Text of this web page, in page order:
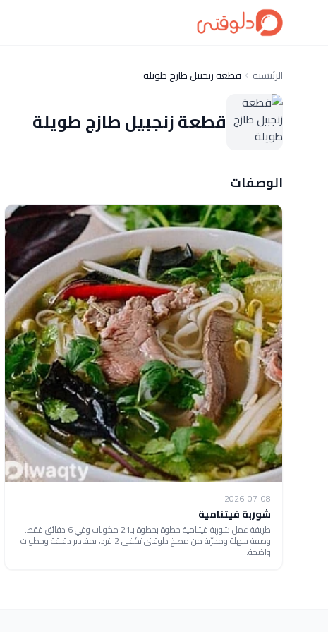
الرئيسية قطعة زنجبيل طازج طويلة
قطعة زنجبيل طازج طويلة
الوصفات
2026-07-08
شوربة فيتنامية
طريقة عمل شوربة فيتنامية خطوة بخطوة بـ21 مكونات وفي 6 دقائق فقط.
وصفة سهلة ومجرّبة من مطبخ دلوقتي تكفي 2 فرد، بمقادير دقيقة وخطوات
واضحة.